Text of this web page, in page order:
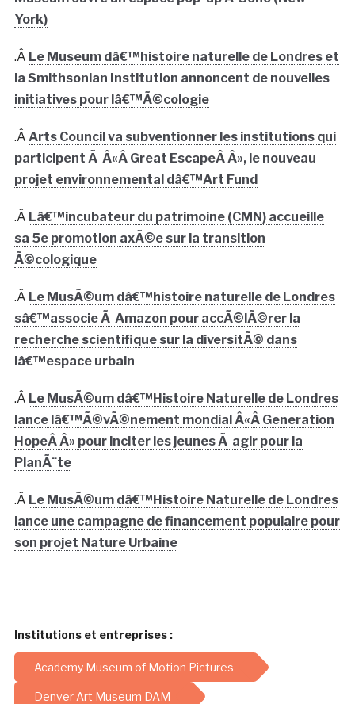
York)
.Â Le Museum dâ€™histoire naturelle de Londres et
la Smithsonian Institution annoncent de nouvelles
initiatives pour lâ€™Ã©cologie
.Â Arts Council va subventionner les institutions qui
participent Ã Â«Â Great EscapeÂ Â», le nouveau
projet environnemental dâ€™Art Fund
.Â Lâ€™incubateur du patrimoine (CMN) accueille
sa 5e promotion axÃ©e sur la transition
Ã©cologique
.Â Le MusÃ©um dâ€™histoire naturelle de Londres
sâ€™associe Ã Amazon pour accÃ©lÃ©rer la
recherche scientifique sur la diversitÃ© dans
lâ€™espace urbain
.Â Le MusÃ©um dâ€™Histoire Naturelle de Londres
lance lâ€™Ã©vÃ©nement mondial Â«Â Generation
HopeÂ Â» pour inciter les jeunes Ã agir pour la
PlanÃ¨te
.Â Le MusÃ©um dâ€™Histoire Naturelle de Londres
lance une campagne de financement populaire pour
son projet Nature Urbaine
Institutions et entreprises :
Academy Museum of Motion Pictures
Denver Art Museum DAM